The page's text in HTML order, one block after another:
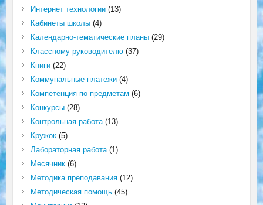
Интернет технологии(13)
Кабинеты школы(4)
Календарно-тематические планы(29)
Классному руководителю(37)
Книги(22)
Коммунальные платежи(4)
Компетенция по предметам (6)
Конкурсы(28)
Контрольная работа(13)
Кружок(5)
Лабораторная работа(1)
Месячник(6)
Методика преподавания(12)
Методическая помощь(45)